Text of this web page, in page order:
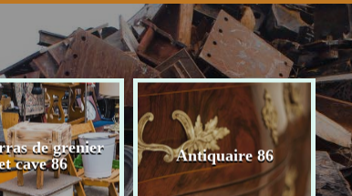
de grenier
cave 86
Antiquaire 86